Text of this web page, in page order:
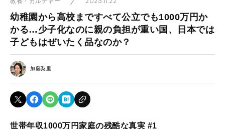
幼稚園から高校まですべて公立でも1000万円か
かる…少子化なのに親の負担が重い国、日本では
子どもはぜいたく品なのか？
加藤梨里
世帯年収1000万円家庭の残酷な真実 #1